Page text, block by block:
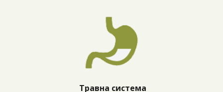
Травна система